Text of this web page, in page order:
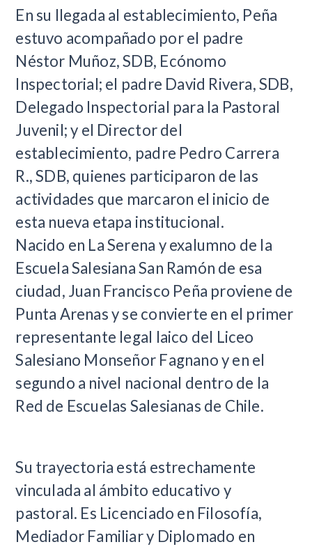
En su llegada al establecimiento, Peña
estuvo acompañado por el padre
Néstor Muñoz, SDB, Ecónomo
Inspectorial; el padre David Rivera, SDB,
Delegado Inspectorial para la Pastoral
Juvenil; y el Director del
establecimiento, padre Pedro Carrera
R., SDB, quienes participaron de las
actividades que marcaron el inicio de
esta nueva etapa institucional.
Nacido en La Serena y exalumno de la
Escuela Salesiana San Ramón de esa
ciudad, Juan Francisco Peña proviene de
Punta Arenas y se convierte en el primer
representante legal laico del Liceo
Salesiano Monseñor Fagnano y en el
segundo a nivel nacional dentro de la
Red de Escuelas Salesianas de Chile.
Su trayectoria está estrechamente
vinculada al ámbito educativo y
pastoral. Es Licenciado en Filosofía,
Mediador Familiar y Diplomado en